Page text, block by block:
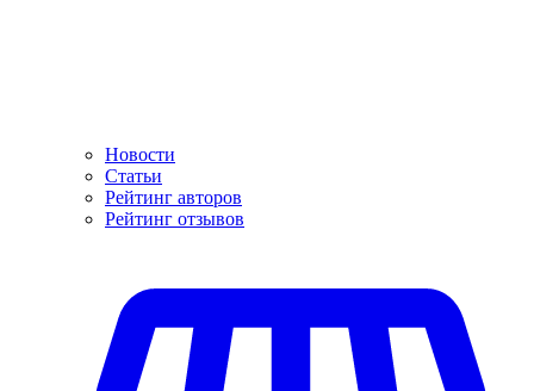
Новости
Статьи
Рейтинг авторов
Рейтинг отзывов